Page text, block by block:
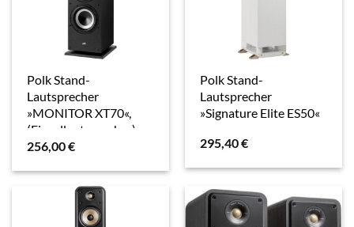
Polk Stand-
Lautsprecher
»MONITOR XT70«,
(Einzellautsprecher)
256,00€
Polk Stand-
Lautsprecher
»Signature Elite ES50«
295,40€